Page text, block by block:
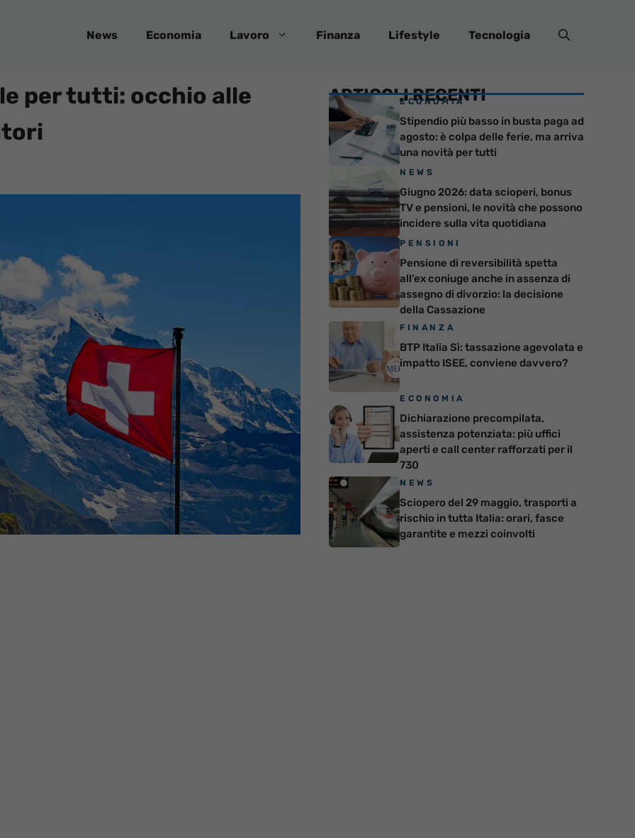
News Economia Lavoro Finanza Lifestyle Tecnologia
per tutti: occhio alle
ARTICOLI RECENTI
ECONOMIA
Stipendio più basso in busta paga ad
agosto: è colpa delle ferie, ma arriva
una novità per tutti
NEWS
Giugno 2026: data scioperi, bonus
TV e pensioni, le novità che possono
incidere sulla vita quotidiana
PENSIONI
Pensione di reversibilità spetta
all’ex coniuge anche in assenza di
assegno di divorzio: la decisione
della Cassazione
FINANZA
BTP Italia Sì: tassazione agevolata e
impatto ISEE, conviene davvero?
ECONOMIA
Dichiarazione precompilata,
assistenza potenziata: più uffici
aperti e call center rafforzati per il
730
NEWS
Sciopero del 29 maggio, trasporti a
rischio in tutta Italia: orari, fasce
garantite e mezzi coinvolti